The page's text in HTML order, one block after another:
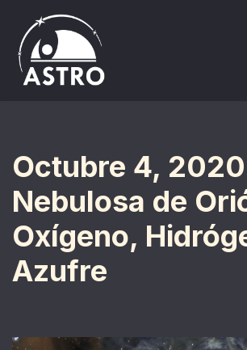
Saltar
al
contenido
Octubre 4,
Nebulosa de
Oxígeno,
Azufre